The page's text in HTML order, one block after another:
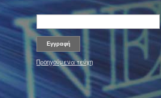
Προηγούμενα τεύχη